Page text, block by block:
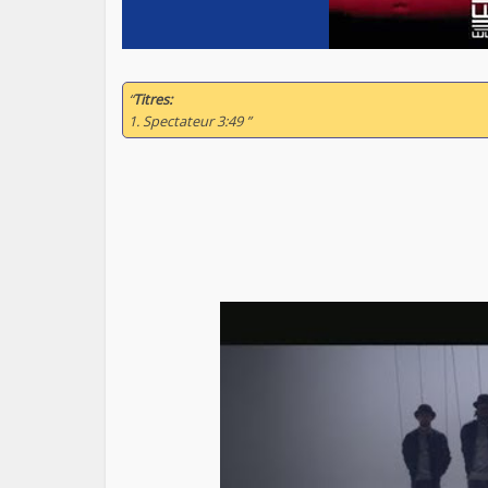
“Titres:
1. Spectateur 3:49 ”